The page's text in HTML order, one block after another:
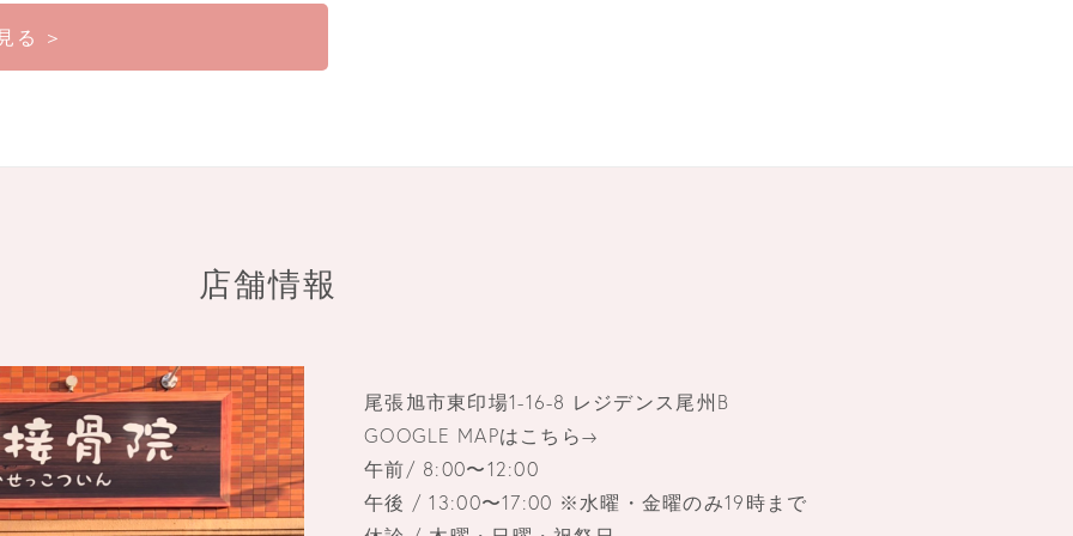
る ＞
店舗情報
尾張旭市東印場1-16-8 レジデンス尾州B
GOOGLE MAPはこちら→
午前/ 8:00〜12:00
午後 / 13:00〜17:00 ※水曜・金曜のみ19時まで